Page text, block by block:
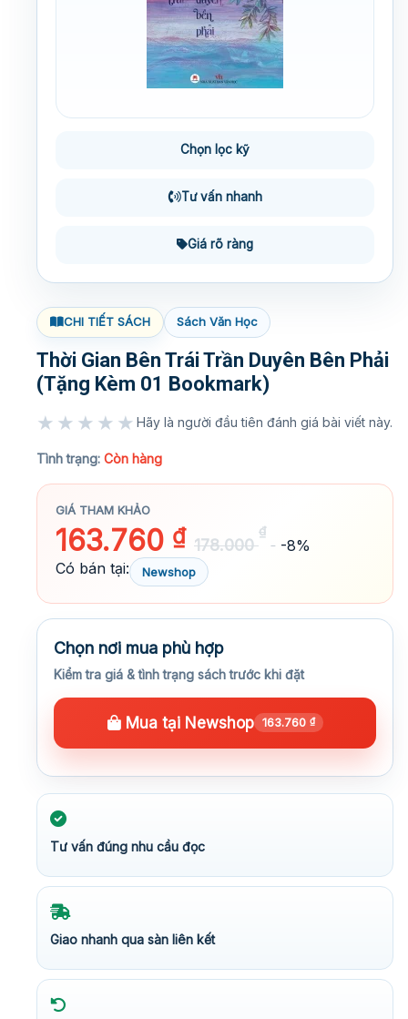
Chọn lọc kỹ
Tư vấn nhanh
Giá rõ ràng
CHI TIẾT SÁCH Sách Văn Học
Thời Gian Bên Trái Trần Duyên Bên Phải
(Tặng Kèm 01 Bookmark)
★★★★★ Hãy là người đầu tiên đánh giá bài viết này.
Tình trạng: Còn hàng
GIÁ THAM KHẢO
163.760 ₫ 178.000
₫
-8%
Có bán tại:
Newshop
Chọn nơi mua phù hợp
Kiểm tra giá & tình trạng sách trước khi đặt
Mua tại Newshop 163.760 ₫
Tư vấn đúng nhu cầu đọc
Giao nhanh qua sàn liên kết